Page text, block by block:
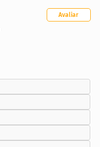
Avaliar